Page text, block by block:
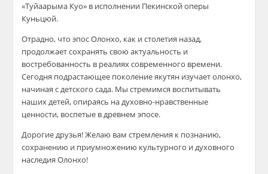
«Туйаарыма Куо» в исполнении Пекинской оперы
Куньцюй.
Отрадно, что эпос Олонхо, как и столетия назад,
продолжает сохранять свою актуальность и
востребованность в реалиях современного времени.
Сегодня подрастающее поколение якутян изучает олонхо,
начиная с детского сада. Мы стремимся воспитывать
наших детей, опираясь на духовно-нравственные
ценности, воспетые в древнем эпосе.
Дорогие друзья! Желаю вам стремления к познанию,
сохранению и приумножению культурного и духовного
наследия Олонхо!